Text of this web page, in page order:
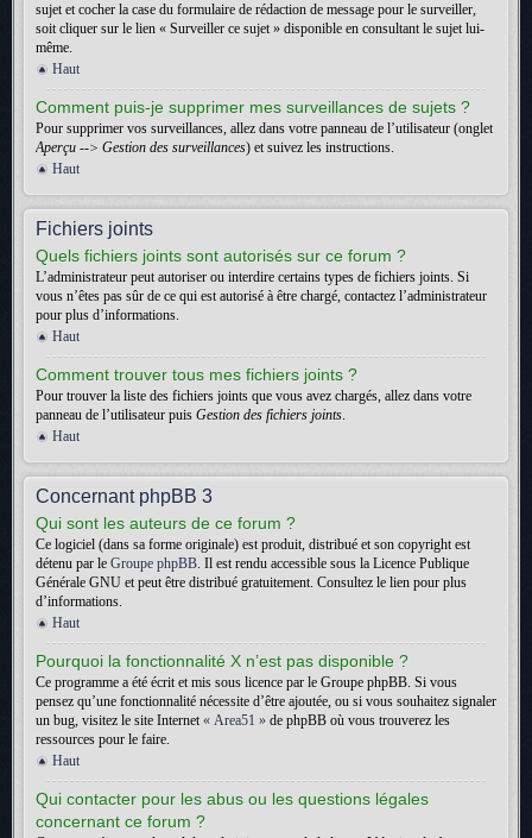
sujet et cocher la case du formulaire de rédaction de message pour le surveiller,
soit cliquer sur le lien « Surveiller ce sujet » disponible en consultant le sujet lui-
même.
Haut
Comment puis-je supprimer mes surveillances de sujets ?
Pour supprimer vos surveillances, allez dans votre panneau de l’utilisateur (onglet
Aperçu --> Gestion des surveillances) et suivez les instructions.
Haut
Fichiers joints
Quels fichiers joints sont autorisés sur ce forum ?
L’administrateur peut autoriser ou interdire certains types de fichiers joints. Si
vous n’êtes pas sûr de ce qui est autorisé à être chargé, contactez l’administrateur
pour plus d’informations.
Haut
Comment trouver tous mes fichiers joints ?
Pour trouver la liste des fichiers joints que vous avez chargés, allez dans votre
panneau de l’utilisateur puis Gestion des fichiers joints.
Haut
Concernant phpBB 3
Qui sont les auteurs de ce forum ?
Ce logiciel (dans sa forme originale) est produit, distribué et son copyright est
détenu par le Groupe phpBB. Il est rendu accessible sous la Licence Publique
Générale GNU et peut être distribué gratuitement. Consultez le lien pour plus
d’informations.
Haut
Pourquoi la fonctionnalité X n’est pas disponible ?
Ce programme a été écrit et mis sous licence par le Groupe phpBB. Si vous
pensez qu’une fonctionnalité nécessite d’être ajoutée, ou si vous souhaitez signaler
un bug, visitez le site Internet« Area51 » de phpBB où vous trouverez les
ressources pour le faire.
Haut
Qui contacter pour les abus ou les questions légales
concernant ce forum ?